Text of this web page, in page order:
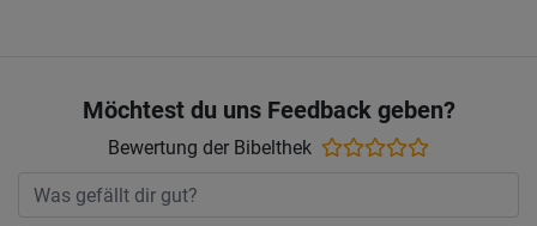
Möchtest du uns Feedback geben?
Bewertung der Bibelthek